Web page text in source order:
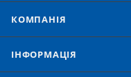
КОМПАНІЯ
IНФОРМАЦІЯ